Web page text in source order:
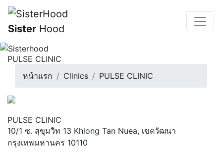
Sister Hood
PULSE CLINIC
หน้าแรก
Clinics PULSE CLINIC
PULSE CLINIC
10/1 ซ. สุขุมวิท 13 Khlong Tan Nuea, เขตวัฒนา
กรุงเทพมหานคร 10110